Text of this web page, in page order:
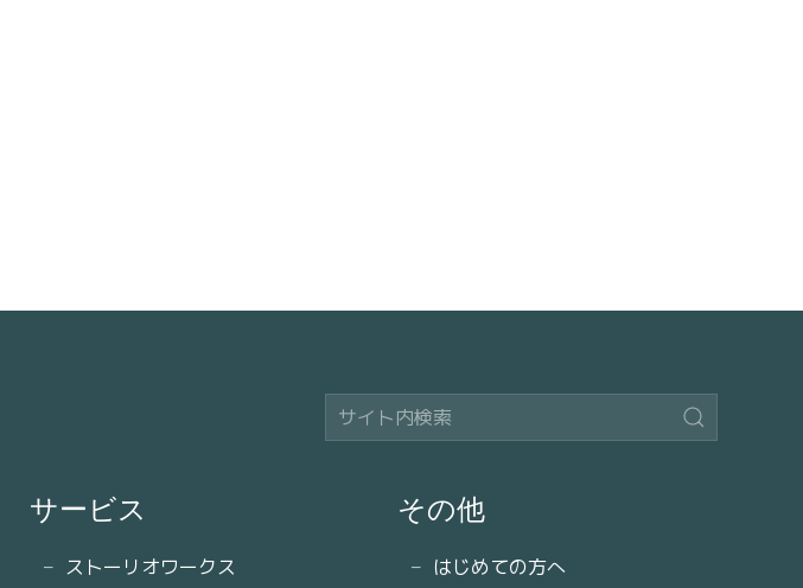
サービス
ストーリオワークス
その他
はじめての方へ